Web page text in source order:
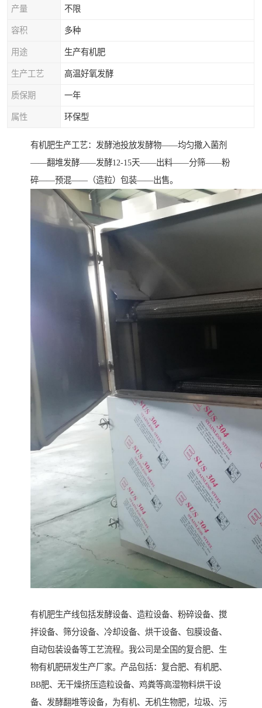
产量 不限
容积 多种
用途 生产有机肥
生产工艺 高温好氧发酵
质保期 一年
属性 环保型
有机肥生产工艺：发酵池投放发酵物——均匀撒入菌剂
——翻堆发酵——发酵12-15天——出料——分筛——粉
碎——预混——（造粒）包装——出售。
有机肥生产线包括发酵设备、造粒设备、粉碎设备、搅
拌设备、筛分设备、冷却设备、烘干设备、包膜设备、
自动包装设备等工艺流程。我公司是全国的复合肥、生
物有机肥研发生产厂家。产品包括：复合肥、有机肥、
BB肥、无干燥挤压造粒设备、鸡粪等高湿物料烘干设
备、发酵翻堆等设备，为有机、无机生物肥，垃圾、污